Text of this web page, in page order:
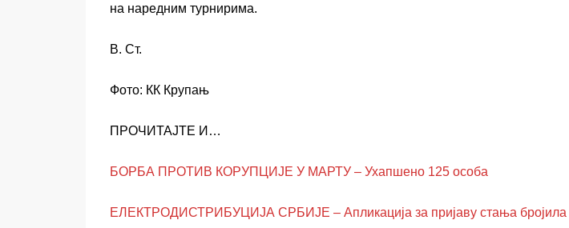
на наредним турнирима.
В. Ст.
Фото: КК Крупањ
ПРОЧИТАЈТЕ И…
БОРБА ПРОТИВ КОРУПЦИЈЕ У МАРТУ – Ухапшено 125 особа
ЕЛЕКТРОДИСТРИБУЦИЈА СРБИЈЕ – Апликација за пријаву стања бројила